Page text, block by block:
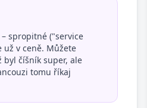
spropitné ("service
už v ceně. Můžete
byl číšník super, ale
tomu říkaj